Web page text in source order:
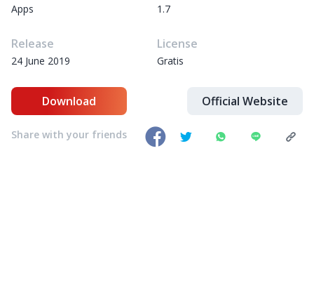
Apps 1.7
Release
24 June 2019
License
Gratis
Download Official Website
Share with your friends